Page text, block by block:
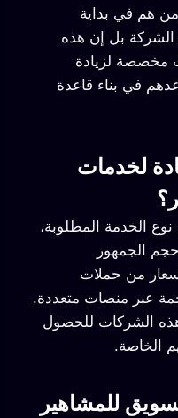
من هم في بداية
بل إن هذه
مخصصة لزيادة
في بناء قاعدة
لخدمات
الخدمة المطلوبة،
الجمهور
من حملات
عبر منصات متعددة.
الشركات للحصول
الخاصة.
للمشاهير